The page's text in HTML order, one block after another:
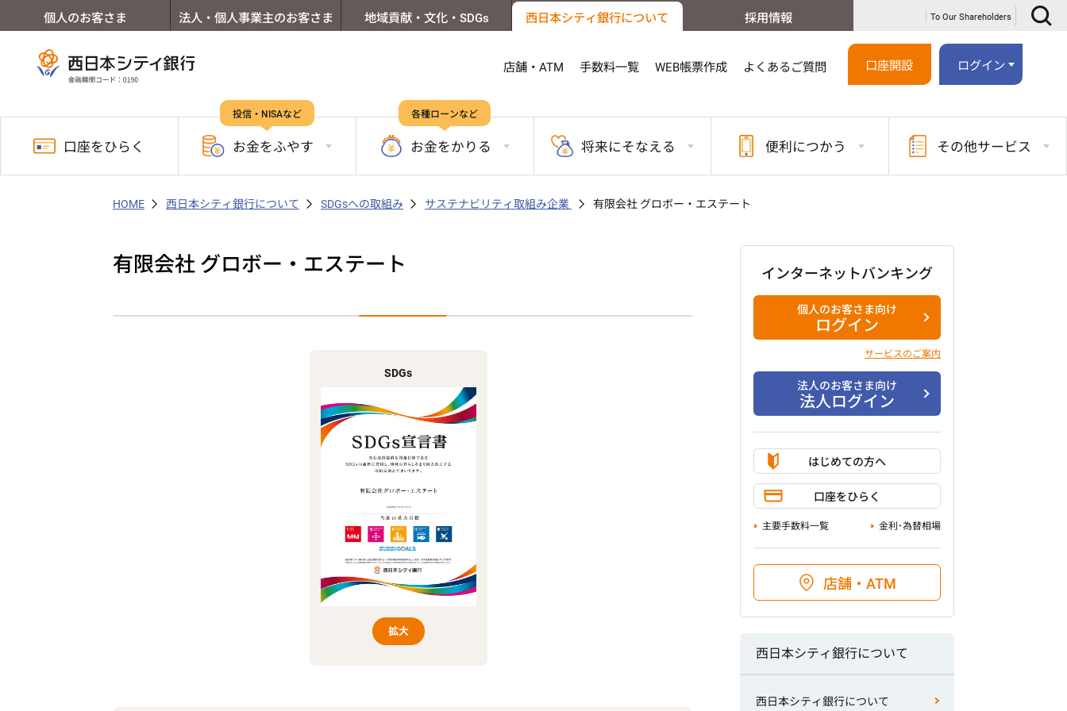
個人のお客さま 法人・個人事業主のお客さま 地域貢献・文化・SDGs 西日本シティ銀行について 採用情報 To Our Shareholders
店舗・ATM 手数料一覧 WEB帳票作成 よくあるご質問 口座開設 ログイン
口座を ひらく
投信・NISAなど
お金をふやす
各種ローンなど
お金をかりる 将来にそなえる 便利につかう その他サービス
HOME 西日本シティ銀行について SDGsへの取組み サステナビリティ取組み企業 有限会社 グロボー・エステート
有限会社 グロボー・エステート
SDGs
拡大
インターネットバンキング
個人のお客さま向け
ログイン
サービスのご案内
法人のお客さま向け
法人ログイン
はじめての方へ
口座をひらく
主要手数料一覧 金利･為替相場
店舗・ATM
西日本シティ銀行について
西日本シティ銀行について